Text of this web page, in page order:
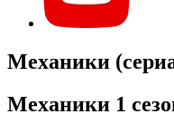
Механики
Механики 1